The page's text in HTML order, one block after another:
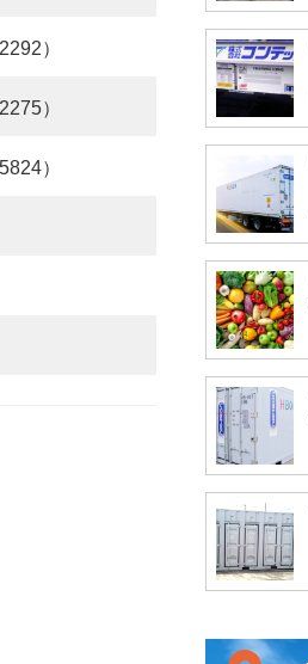
）
）
）